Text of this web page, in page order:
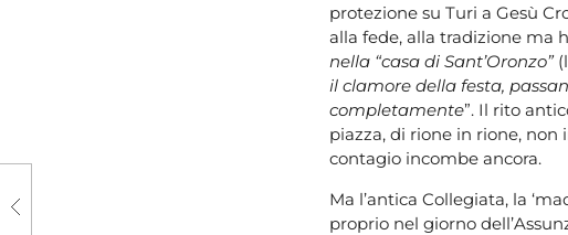
protezione su Turi a Gesù
alla fede, alla tradizione ma
nella “casa di Sant’Oronzo”
il clamore della festa,
completamente”. Il rito
piazza, di rione in rione, non
contagio incombe ancora.
Ma l’antica Collegiata, la
proprio nel giorno